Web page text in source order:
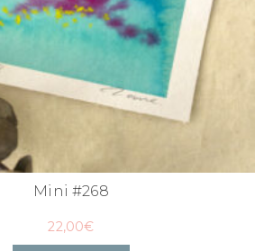
Mini #268
22,00€